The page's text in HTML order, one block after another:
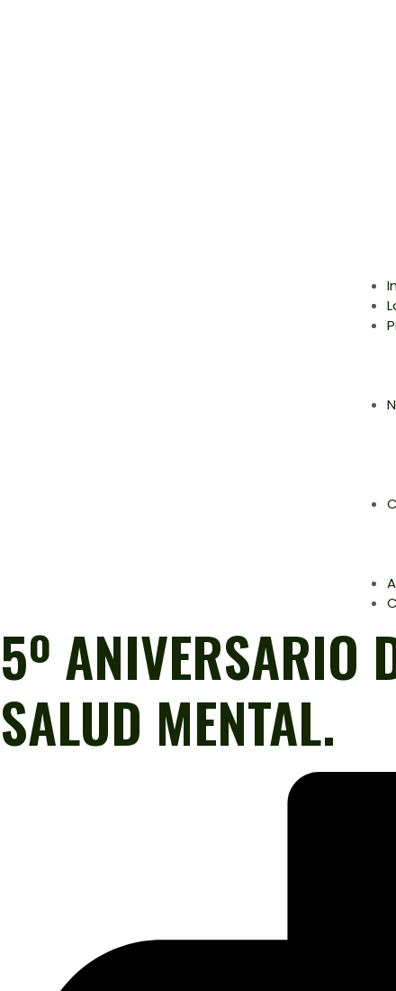
5º ANIVERSARIO
SALUD MENTAL.